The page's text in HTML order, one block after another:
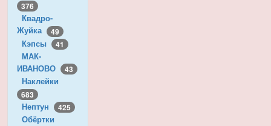
376
Квадро-
Жуйка
49
Кэпсы 41
МАК-
ИВАНОВО
43
Наклейки
683
Нептун 425
Обёртки